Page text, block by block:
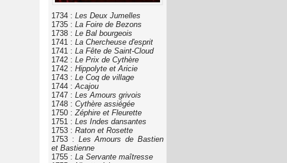
1734 : Les Deux Jumelles
1735 : La Foire de Bezons
1738 : Le Bal bourgeois
1741 : La Chercheuse d'esprit
1741 : La Fête de Saint-Cloud
1742 : Le Prix de Cythère
1742 : Hippolyte et Aricie
1743 : Le Coq de village
1744 : Acajou
1747 : Les Amours grivois
1748 : Cythère assiégée
1750 : Zéphire et Fleurette
1751 : Les Indes dansantes
1753 : Raton et Rosette
1753 : Les Amours de Bastien
et Bastienne
1755 : La Servante maîtresse